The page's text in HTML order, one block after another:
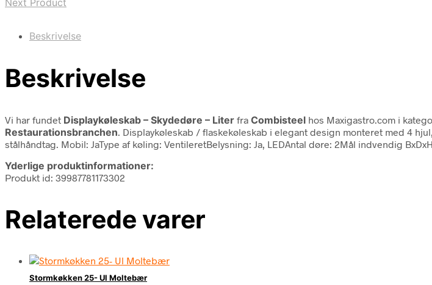
Beskrivelse
Beskrivelse
Vi har fundet Displaykøleskab – Skydedøre – Liter fra Combisteel hos Maxigastro.com i
Restaurationsbranchen . Displaykøleskab / flaskekøleskab i elegant design monteret med 4
stålhåndtag. Mobil: JaType af køling: VentileretBelysning: Ja, LEDAntal døre: 2Mål indvendig
Yderlige produktinformationer:
Produkt id: 39987781173302
Relaterede varer
Stormkøkken 25- Ul Moltebær